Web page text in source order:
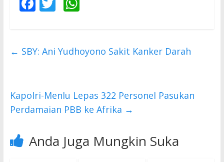
b
k
er s
p
← SBY: Ani Yudhoyono Sakit Kanker Darah
Kapolri-Menlu Lepas 322 Personel Pasukan
Perdamaian PBB ke Afrika →
Anda Juga Mungkin Suka